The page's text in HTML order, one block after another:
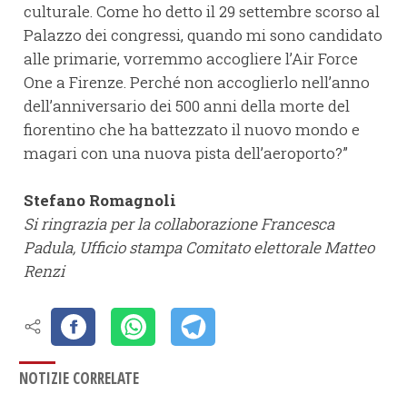
culturale. Come ho detto il 29 settembre scorso al
Palazzo dei congressi, quando mi sono candidato
alle primarie, vorremmo accogliere l’Air Force
One a Firenze. Perché non accoglierlo nell’anno
dell’anniversario dei 500 anni della morte del
fiorentino che ha battezzato il nuovo mondo e
magari con una nuova pista dell’aeroporto?”
Stefano Romagnoli
Si ringrazia per la collaborazione Francesca
Padula, Ufficio stampa Comitato elettorale Matteo
Renzi
NOTIZIE CORRELATE